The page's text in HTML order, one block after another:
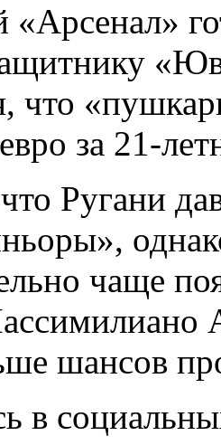
что
за 21-
Ругани
чаще
шансов
в